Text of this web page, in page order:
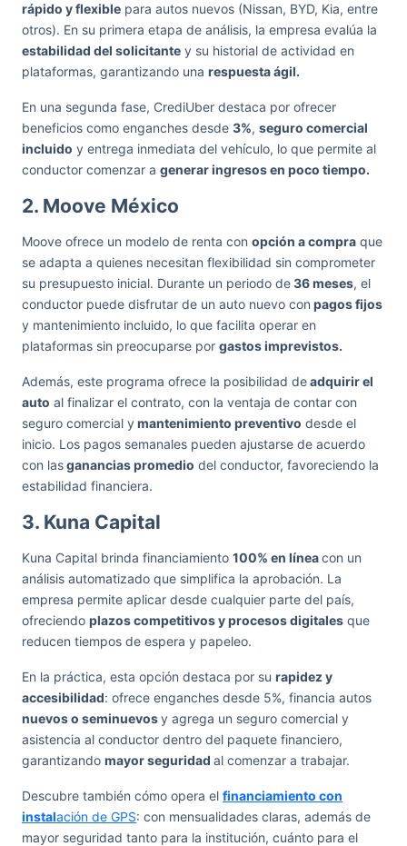
rápido y flexible para autos nuevos (Nissan, BYD, Kia, entre
otros). En su primera etapa de análisis, la empresa evalúa la
estabilidad del solicitante y su historial de actividad en
plataformas, garantizando una respuesta ágil.
En una segunda fase, CrediUber destaca por ofrecer
beneficios como enganches desde 3%, seguro comercial
incluido y entrega inmediata del vehículo, lo que permite al
conductor comenzar a generar ingresos en poco tiempo.
2. Moove México
Moove ofrece un modelo de renta con opción a compra que
se adapta a quienes necesitan flexibilidad sin comprometer
su presupuesto inicial. Durante un periodo de36 meses, el
conductor puede disfrutar de un auto nuevo con pagos fijos
y mantenimiento incluido, lo que facilita operar en
plataformas sin preocuparse por gastos imprevistos.
Además, este programa ofrece la posibilidad deadquirir el
auto al finalizar el contrato, con la ventaja de contar con
seguro comercial ymantenimiento preventivo desde el
inicio. Los pagos semanales pueden ajustarse de acuerdo
con lasganancias promedio del conductor, favoreciendo la
estabilidad financiera.
3. Kuna Capital
Kuna Capital brinda financiamiento 100% en líneacon un
análisis automatizado que simplifica la aprobación. La
empresa permite aplicar desde cualquier parte del país,
ofreciendo plazos competitivos y procesos digitales que
reducen tiempos de espera y papeleo.
En la práctica, esta opción destaca por su rapidez y
accesibilidad: ofrece enganches desde 5%, financia autos
nuevos o seminuevosy agrega un seguro comercial y
asistencia al conductor dentro del paquete financiero,
garantizando mayor seguridad al comenzar a trabajar.
Descubre también cómo opera el financiamiento con
instalación de GPS: con mensualidades claras, además de
mayor seguridad tanto para la institución, cuánto para el